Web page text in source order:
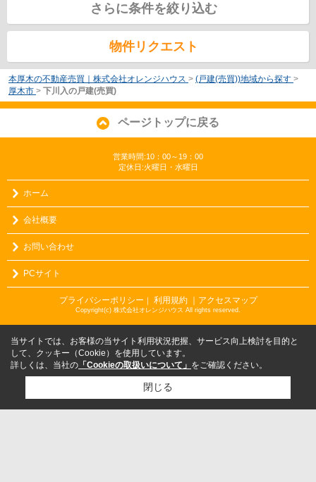
さらに条件を絞り込む
物件リクエスト
本厚木の不動産売買｜株式会社オレンジハウス > (戸建(売買))地域から探す >
厚木市 > 下川入の戸建(売買)
ページトップに戻る
営業時間:10：00～19：00
定休日:火曜日・水曜日
ホーム
会社概要
お問い合わせ
PCサイト
プライバシーポリシー ｜ 利用規約 ｜アクセスマップ
Copyright(c) 株式会社オレンジハウス All rights reserved.
当サイトでは、お客様の当サイト利用状況把握、サービス向上検討を目的と
して、クッキー（Cookie）を使用しています。
詳しくは、当社の 「Cookieの取扱いについて」 をご確認ください。
閉じる